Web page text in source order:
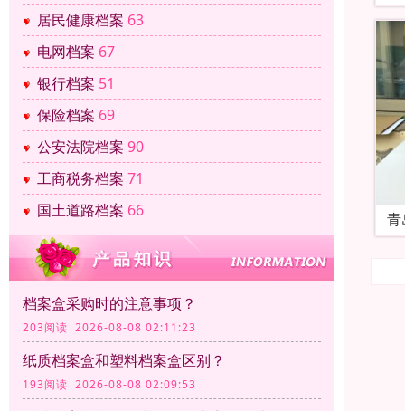
居民健康档案 63
电网档案 67
银行档案 51
保险档案 69
公安法院档案 90
工商税务档案 71
国土道路档案 66
档案盒采购时的注意事项？
203阅读 2026-08-08 02:11:23
纸质档案盒和塑料档案盒区别？
193阅读 2026-08-08 02:09:53
青